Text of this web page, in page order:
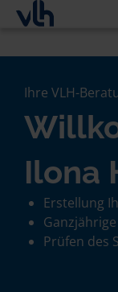
Ihre VLH-
Ilona
Erstellung
Prüfen des